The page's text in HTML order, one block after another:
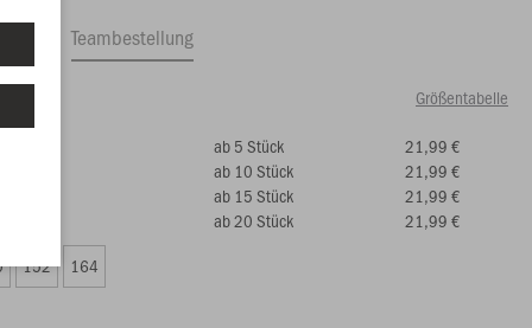
Teambestellung
Größentabelle
ab 5 Stück
21,99 €
ab 10 Stück
21,99 €
ab 15 Stück
21,99 €
ab 20 Stück
21,99 €
152 164